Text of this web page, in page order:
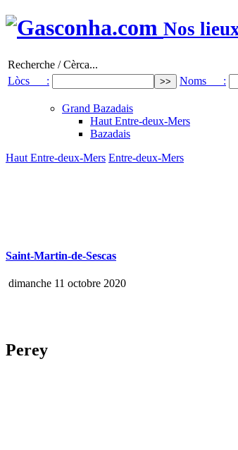
Nos
Recherche / Cèrca...
Lòcs :
Noms :
Grand Bazadais
Haut Entre-deux-Mers
Bazadais
Haut Entre-deux-Mers Entre-deux-Mers
Saint-Martin-de-Sescas
dimanche 11 octobre 2020
Perey